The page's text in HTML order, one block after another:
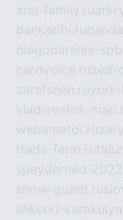
aria-family.ru
bankaribi.ru
blagodarenie-
cardvoice.ruzed-
zarafshan.ru
vladivostok-
webamator.ru
trade-farm.ru
spayderhed-
snow-guard.ru
shkurki-